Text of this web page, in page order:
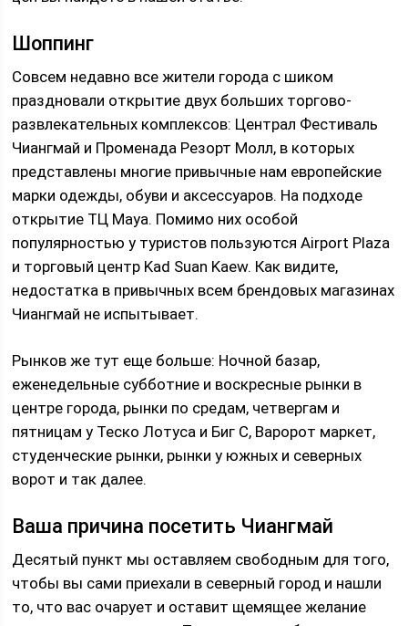
Шоппинг
Совсем недавно все жители города с шиком
праздновали открытие двух больших торгово-
развлекательных комплексов: Централ Фестиваль
Чиангмай и Променада Резорт Молл, в которых
представлены многие привычные нам европейские
марки одежды, обуви и аксессуаров. На подходе
открытие ТЦ Maya. Помимо них особой
популярностью у туристов пользуются Airport Plaza
и торговый центр Kad Suan Kaew. Как видите,
недостатка в привычных всем брендовых магазинах
Чиангмай не испытывает.
Рынков же тут еще больше: Ночной базар,
еженедельные субботние и воскресные рынки в
центре города, рынки по средам, четвергам и
пятницам у Теско Лотуса и Биг С, Варорот маркет,
студенческие рынки, рынки у южных и северных
ворот и так далее.
Ваша причина посетить Чиангмай
Десятый пункт мы оставляем свободным для того,
чтобы вы сами приехали в северный город и нашли
то, что вас очарует и оставит щемящее желание